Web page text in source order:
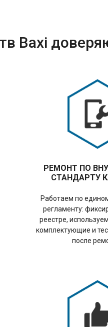
Baxi
РЕМОНТ ПО
СТАНДАРТУ
Работаем по
регламенту:
реестре,
комплектующие и
после